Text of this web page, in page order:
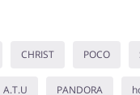
CHRIST POCO
A.T.U PANDORA